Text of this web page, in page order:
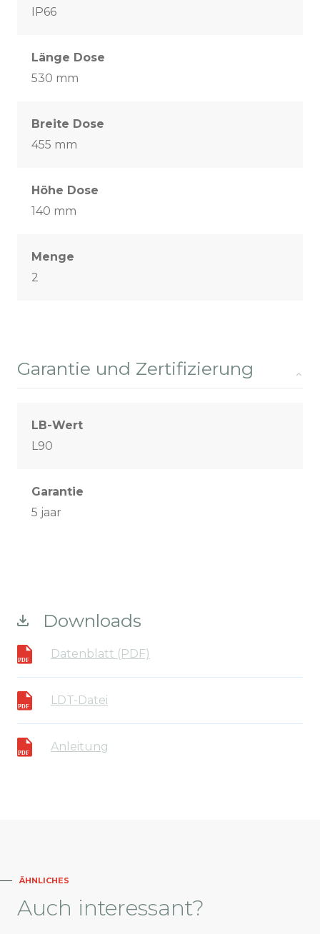
IP66
Länge Dose
530 mm
Breite Dose
455 mm
Höhe Dose
140 mm
Menge
2
Garantie und Zertifizierung
LB-Wert
L90
Garantie
5 jaar
Downloads
Datenblatt (PDF)
LDT-Datei
Anleitung
ÄHNLICHES
Auch interessant?